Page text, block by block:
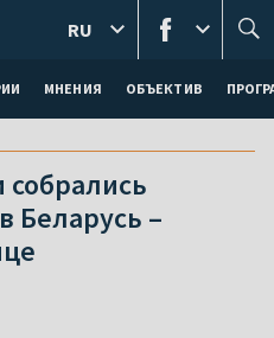
МНЕНИЯ ОБЪЕКТИВ
RU
Беларусь –